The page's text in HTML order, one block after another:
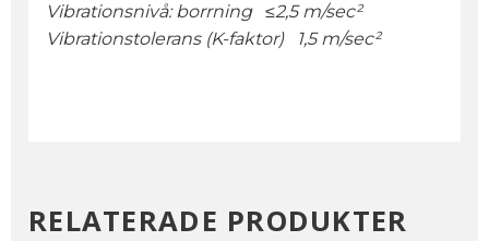
Vibrationsnivå: borrning ≤2,5 m/sec²
Vibrationstolerans (K-faktor) 1,5 m/sec²
RELATERADE PRODUKTER